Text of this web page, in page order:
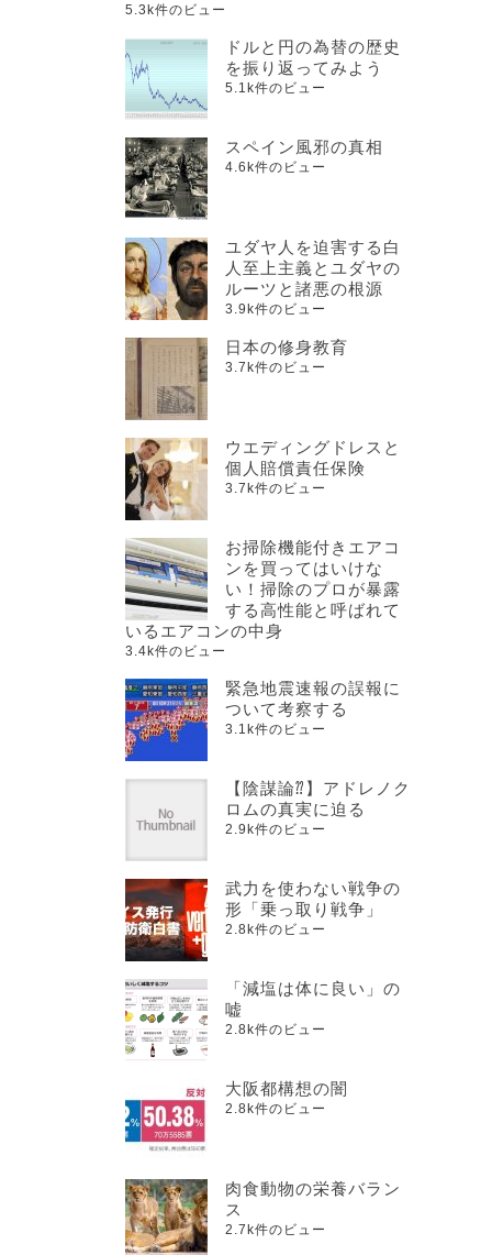
5.3k件のビュー
ドルと円の為替の歴史
を振り返ってみよう
5.1k件のビュー
スペイン風邪の真相
4.6k件のビュー
ユダヤ人を迫害する白
人至上主義とユダヤの
ルーツと諸悪の根源
3.9k件のビュー
日本の修身教育
3.7k件のビュー
ウエディングドレスと
個人賠償責任保険
3.7k件のビュー
お掃除機能付きエアコ
ンを買ってはいけな
い！掃除のプロが暴露
する高性能と呼ばれて
いるエアコンの中身
3.4k件のビュー
緊急地震速報の誤報に
ついて考察する
3.1k件のビュー
【陰謀論⁇】アドレノク
ロムの真実に迫る
2.9k件のビュー
武力を使わない戦争の
形「乗っ取り戦争」
2.8k件のビュー
「減塩は体に良い」の
嘘
2.8k件のビュー
大阪都構想の闇
2.8k件のビュー
肉食動物の栄養バラン
ス
2.7k件のビュー